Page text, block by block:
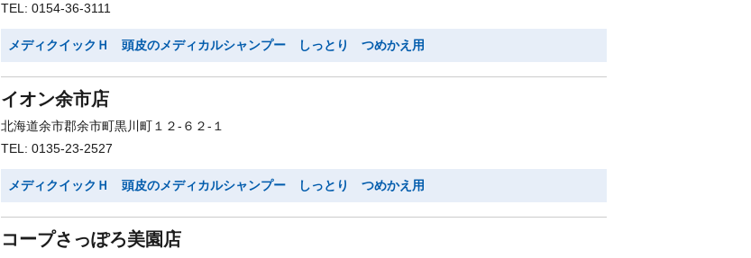
TEL: 0154-36-3111
メディクイックＨ 頭皮のメディカルシャンプー しっとり つめかえ用
イオン余市店
北海道余市郡余市町黒川町１２-６２-１
TEL: 0135-23-2527
メディクイックＨ 頭皮のメディカルシャンプー しっとり つめかえ用
コープさっぽろ美園店